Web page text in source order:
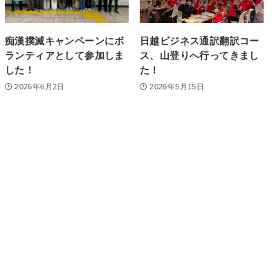
痴漢撲滅キャンペーンにボ
ランティアとして参加しま
した！
2026年6月2日
日越ビジネス通訳翻訳コー
ス、山登りへ行ってきまし
た！
2026年5月15日